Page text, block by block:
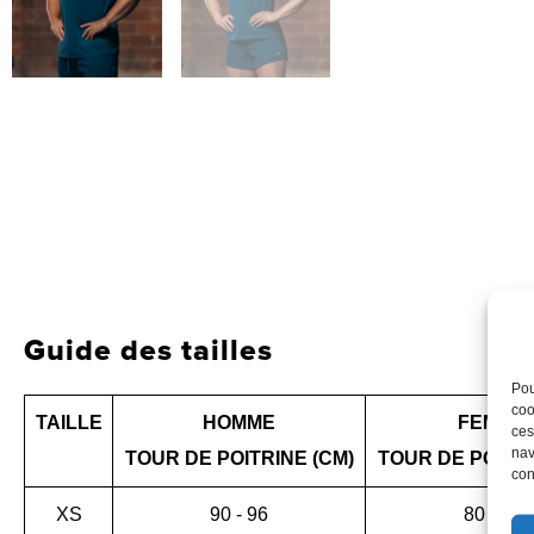
Guide des tailles
TAILLE
HOMME
TOUR DE POITRINE (CM)
FEMME
TOUR DE
XS 90 - 96 80 - 84